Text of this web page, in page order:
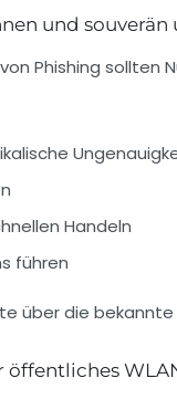
und souverän
Phishing sollten
Handeln
führen
über die
öffentliches